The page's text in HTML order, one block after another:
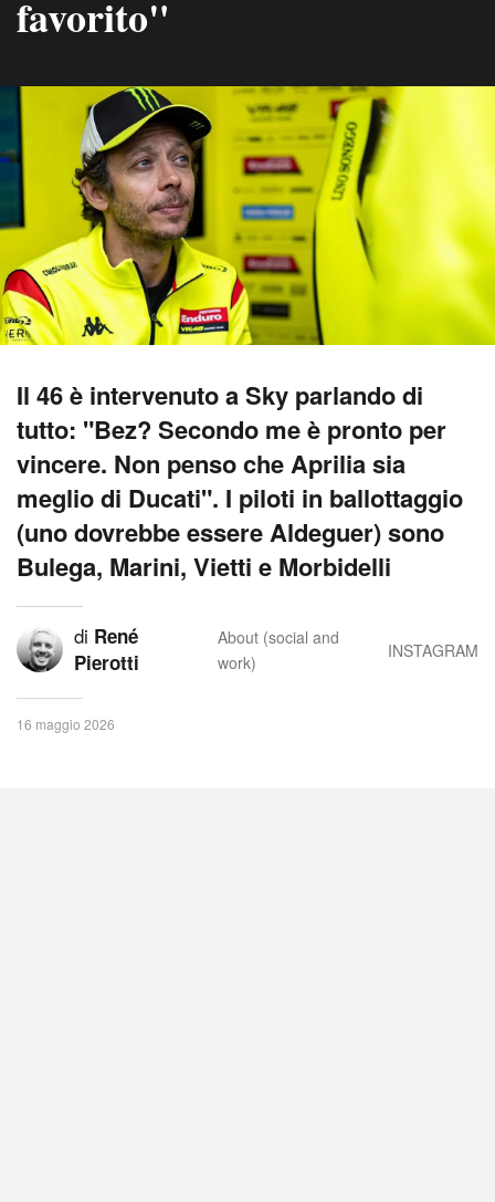
favorito"
Il 46 è intervenuto a Sky parlando di
tutto: "Bez? Secondo me è pronto per
vincere. Non penso che Aprilia sia
meglio di Ducati". I piloti in ballottaggio
(uno dovrebbe essere Aldeguer) sono
Bulega, Marini, Vietti e Morbidelli
di René
Pierotti
About (social and
work)
INSTAGRAM
16 maggio 2026